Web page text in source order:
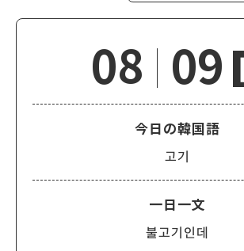
08 09
今日の韓国語
고기
一日一文
불고기인데